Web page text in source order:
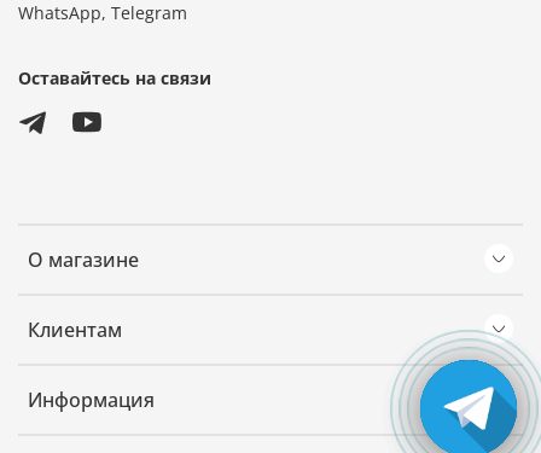
О магазине
Клиентам
Информация
WhatsApp, Telegram
Оставайтесь на связи